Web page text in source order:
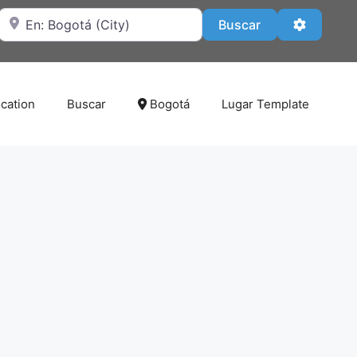
de BuscarBuscar
Buscar Bogotá Lugar Template